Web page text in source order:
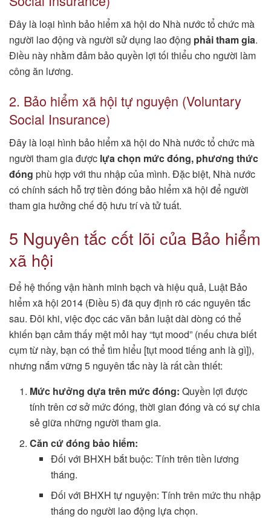
Đây là loại hình bảo hiểm xã hội do Nhà nước tổ chức mà
người lao động và người sử dụng lao động phải tham gia.
Điều này nhằm đảm bảo quyền lợi tối thiểu cho người làm
công ăn lương.
2. Bảo hiểm xã hội tự nguyện (Voluntary
Social Insurance)
Đây là loại hình bảo hiểm xã hội do Nhà nước tổ chức mà
người tham gia được lựa chọn mức đóng, phương thức
đóng phù hợp với thu nhập của mình. Đặc biệt, Nhà nước
có chính sách hỗ trợ tiền đóng bảo hiểm xã hội để người
tham gia hưởng chế độ hưu trí và tử tuất.
5 Nguyên tắc cốt lõi của Bảo hiểm
xã hội
Để hệ thống vận hành minh bạch và hiệu quả, Luật Bảo
hiểm xã hội 2014 (Điều 5) đã quy định rõ các nguyên tắc
sau. Đôi khi, việc đọc các văn bản luật dài dòng có thể
khiến bạn cảm thấy mệt mỏi hay “tụt mood” (nếu chưa biết
cụm từ này, bạn có thể tìm hiểu [tụt mood tiếng anh là gì]),
nhưng nắm vững 5 nguyên tắc này là rất cần thiết:
Mức hưởng dựa trên mức đóng: Quyền lợi được
tính trên cơ sở mức đóng, thời gian đóng và có sự chia
sẻ giữa những người tham gia.
Căn cứ đóng bảo hiểm:
Đối với BHXH bắt buộc: Tính trên tiền lương
tháng.
Đối với BHXH tự nguyện: Tính trên mức thu nhập
tháng do người lao động lựa chọn.